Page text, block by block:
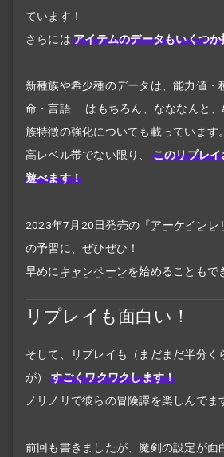
ています！
さらには アイテムのデータもいくつか
新種族や希少種のデータは、能力値・
命・言語……はもちろん、なななんと
族特徴の強化についても載っています。
高レベル帯でない限り、
このリプレ
遊べます！
2023年7月20日発売の『アーケインレ
の予習に、ぜひぜひ！
早めに キャンペーンを始めることもで
リプレイも面白い！
そして、リプレイも（まだまだ半分く
が）
すごくワクワクします！
ノリノリで彼らの冒険譚を楽しんでま
前回も書きましたが、魔剣の設定が面